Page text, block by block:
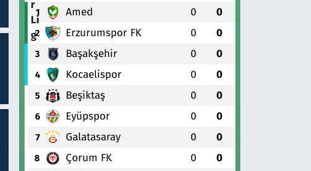
1 Amed 0 0
2 Erzurumspor FK 0 0
3 Başakşehir 0 0
4 Kocaelispor 0 0
5 Beşiktaş 0 0
6 Eyüpspor 0 0
7 Galatasaray 0 0
8 Çorum FK 0 0